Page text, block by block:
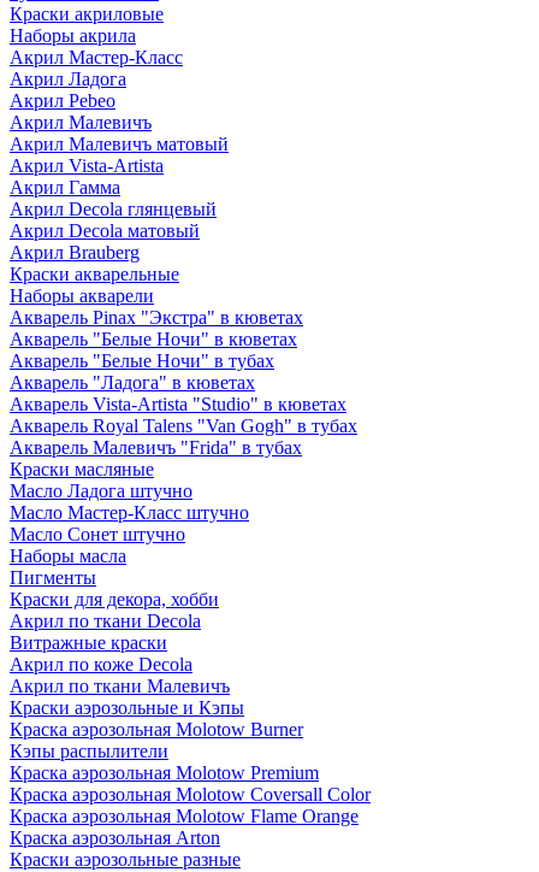
Краски акриловые
Наборы акрила
Акрил Мастер-Класс
Акрил Ладога
Акрил Pebeo
Акрил Малевичъ
Акрил Малевичъ матовый
Акрил Vista-Artista
Акрил Гамма
Акрил Decola глянцевый
Акрил Decola матовый
Акрил Brauberg
Краски акварельные
Наборы акварели
Акварель Pinax "Экстра" в кюветах
Акварель "Белые Ночи" в кюветах
Акварель "Белые Ночи" в тубах
Акварель "Ладога" в кюветах
Акварель Vista-Artista "Studio" в кюветах
Акварель Royal Talens "Van Gogh" в тубах
Акварель Малевичъ "Frida" в тубах
Краски масляные
Масло Ладога штучно
Масло Мастер-Класс штучно
Масло Сонет штучно
Наборы масла
Пигменты
Краски для декора, хобби
Акрил по ткани Decola
Витражные краски
Акрил по коже Decola
Акрил по ткани Малевичъ
Краски аэрозольные и Кэпы
Краска аэрозольная Molotow Burner
Кэпы распылители
Краска аэрозольная Molotow Premium
Краска аэрозольная Molotow Coversall Color
Краска аэрозольная Molotow Flame Orange
Краска аэрозольная Arton
Краски аэрозольные разные